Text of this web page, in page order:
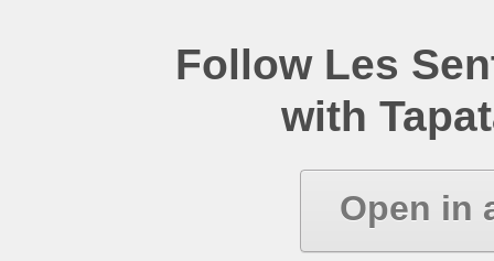
Follow Les
with
Open in